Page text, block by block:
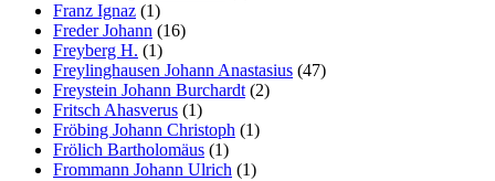
Franz Ignaz (1)
Freder Johann (16)
Freyberg H. (1)
Freylinghausen Johann Anastasius (47)
Freystein Johann Burchardt (2)
Fritsch Ahasverus (1)
Fröbing Johann Christoph (1)
Frölich Bartholomäus (1)
Frommann Johann Ulrich (1)